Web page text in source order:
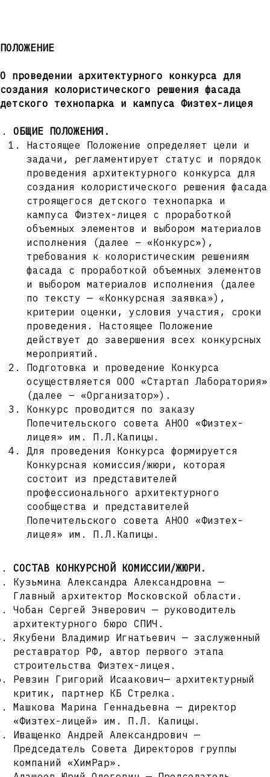
ПОЛОЖЕНИЕ
О проведении архитектурного конкурса для
создания колористического решения фасада
детского технопарка и кампуса Физтех-лицея
ОБЩИЕ ПОЛОЖЕНИЯ.
Настоящее Положение определяет цели и
задачи, регламентирует статус и порядок
проведения архитектурного конкурса для
создания колористического решения фасада
строящегося детского технопарка и
кампуса Физтех-лицея с проработкой
объемных элементов и выбором материалов
исполнения (далее – «Конкурс»),
требования к колористическим решениям
фасада с проработкой объемных элементов
и выбором материалов исполнения (далее
по тексту — «Конкурсная заявка»),
критерии оценки, условия участия, сроки
проведения. Настоящее Положение
действует до завершения всех конкурсных
мероприятий.
Подготовка и проведение Конкурса
осуществляется ООО «Стартап Лаборатория»
(далее – «Организатор»).
Конкурс проводится по заказу
Попечительского совета АНОО «Физтех-
лицея» им. П.Л.Капицы.
Для проведения Конкурса формируется
Конкурсная комиссия/жюри, которая
состоит из представителей
профессионального архитектурного
сообщества и представителей
Попечительского совета АНОО «Физтех-
лицея» им. П.Л.Капицы.
СОСТАВ КОНКУРСНОЙ КОМИССИИ/ЖЮРИ.
Кузьмина Александра Александровна —
Главный архитектор Московской области.
Чобан Сергей Энверович — руководитель
архитектурного бюро СПИЧ.
Якубени Владимир Игнатьевич — заслуженный
реставратор РФ, автор первого этапа
строительства Физтех-лицея.
Ревзин Григорий Исаакович— архитектурный
критик, партнер КБ Стрелка.
Машкова Марина Геннадьевна — директор
«Физтех-лицей» им. П.Л. Капицы.
Иващенко Андрей Александрович —
Председатель Совета Директоров группы
компаний «ХимРар».